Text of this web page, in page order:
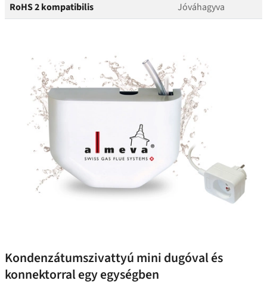
RoHS 2 kompatibilis
Jóváhagyva
Kondenzátumszivattyú mini dugóval és
konnektorral egy egységben